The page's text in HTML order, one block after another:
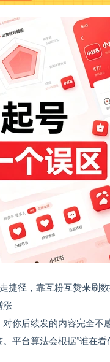
捷径，靠互粉互赞来刷
涨
你后续发的内容完全不
平台算法会根据”谁在